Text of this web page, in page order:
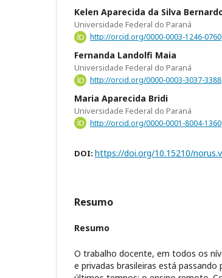
Kelen Aparecida da Silva
Universidade Federal do Paraná
http://orcid.org/0000-0003-1246-0760
Fernanda Landolfi Maia
Universidade Federal do Paraná
http://orcid.org/0000-0003-3037-3388
Maria Aparecida Bridi
Universidade Federal do Paraná
http://orcid.org/0000-0001-8004-1360
DOI: https://doi.org/10.15210/
Resumo
Resumo
O trabalho docente, em todos os
e privadas brasileiras está